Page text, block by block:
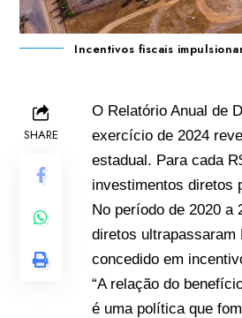
Incentivos fiscais
SHARE
O Relatório Anual de
exercício de 2024
estadual. Para cada
investimentos diretos
No período de 2020 a
diretos ultrapassaram
concedido em
“A relação do
é uma política que